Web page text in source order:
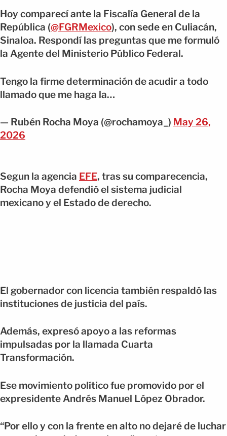
Hoy comparecí ante la Fiscalía General de la
República (@FGRMexico), con sede en Culiacán,
Sinaloa. Respondí las preguntas que me formuló
la Agente del Ministerio Público Federal.
Tengo la firme determinación de acudir a todo
llamado que me haga la…
— Rubén Rocha Moya (@rochamoya_) May 26,
2026
Segun la agencia EFE, tras su comparecencia,
Rocha Moya defendió el sistema judicial
mexicano y el Estado de derecho.
El gobernador con licencia también respaldó las
instituciones de justicia del país.
Además, expresó apoyo a las reformas
impulsadas por la llamada Cuarta
Transformación.
Ese movimiento político fue promovido por el
expresidente Andrés Manuel López Obrador.
“Por ello y con la frente en alto no dejaré de luchar